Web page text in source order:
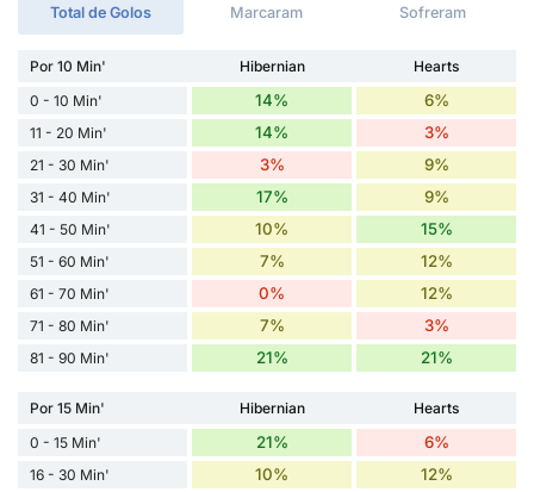
Total de Golos Marcaram Sofreram
Por 10 Min' Hibernian
Hearts
0 - 10 Min'
14% 6%
11 - 20 Min' 14% 3%
21 - 30 Min' 3% 9%
31 - 40 Min' 17% 9%
41 - 50 Min' 10% 15%
51 - 60 Min' 7% 12%
61 - 70 Min' 0% 12%
71 - 80 Min' 7% 3%
81 - 90 Min' 21% 21%
Por 15 Min' Hibernian
Hearts
0 - 15 Min'
21% 6%
16 - 30 Min' 10% 12%